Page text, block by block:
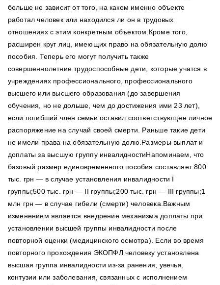
больше не зависит от того, на каком именно объекте
работал человек или находился ли он в трудовых
отношениях с этим конкретным объектом.Кроме того,
расширен круг лиц, имеющих право на обязательную долю
пособия. Теперь его могут получить также
совершеннолетние трудоспособные дети, которые учатся в
учреждениях профессионального, профессионального
высшего или высшего образования (до завершения
обучения, но не дольше, чем до достижения ими 23 лет),
если погибший член семьи оставил соответствующее личное
распоряжение на случай своей смерти. Раньше такие дети
не имели права на обязательную долю.Размеры выплат и
доплаты за высшую группу инвалидностиНапоминаем, что
базовый размер единовременного пособия составляет:800
тыс. грн — в случае установления инвалидности I
группы;500 тыс. грн — II группы;200 тыс. грн — III группы;1
млн грн — в случае гибели (смерти) человека.Важным
изменением является внедрение механизма доплаты при
установлении высшей группы инвалидности после
повторной оценки (медицинского осмотра). Если во время
повторного прохождения ЭКОПФЛ человеку установлена ​​
высшая группа инвалидности из-за ранения, увечья,
контузии или заболевания, связанных с исполнением